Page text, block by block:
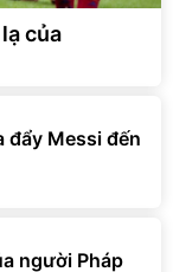
của
đẩy Messi đến
người Pháp